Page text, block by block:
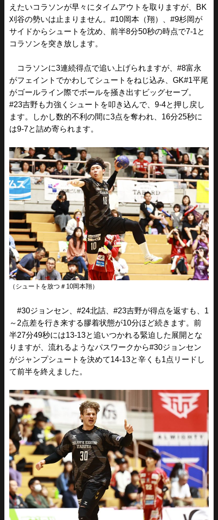
えたいコラソンが早々にタイムアウトを取りますが、BK
刈谷の勢いは止まりません。#10岡本（翔）、#9杉岡が
サイドからシュートを沈め、前半8分50秒の時点で7-1と
コラソンを突き放します。
コラソンに3連続得点で追い上げられますが、#8富永
がフェイントでかわしてシュートをねじ込み、GK#1平尾
がゴールライン際でボールを掻き出すビッグセーブ。
#23吉野も力強くシュートを叩き込んで、9-4と押し戻し
ます。しかし数的不利の間に3点を奪われ、16分25秒に
は9-7と詰め寄られます。
（シュートを放つ＃10岡本翔）
#30ジョンセン、#24北詰、#23吉野が得点を返すも、1
～2点差を行き来する膠着状態が10分ほど続きます。前
半27分49秒には13-13と追いつかれる緊迫した展開とな
りますが、流れるようなパスワークから#30ジョンセン
がジャンプシュートを決めて14-13と辛くも1点リードし
て前半を終えました。